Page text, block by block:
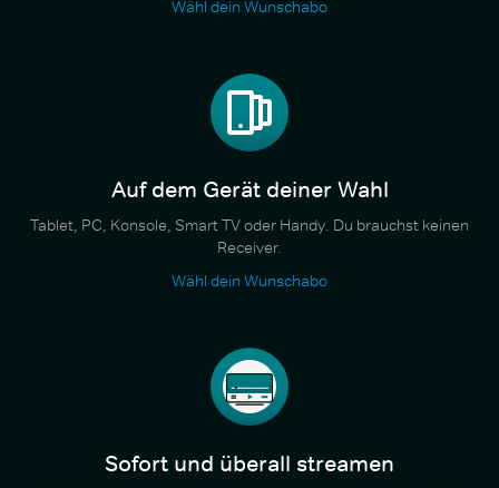
Wähl dein Wunschabo
Auf dem Gerät deiner Wahl
Tablet, PC, Konsole, Smart TV oder Handy. Du brauchst keinen
Receiver.
Wähl dein Wunschabo
Sofort und überall streamen